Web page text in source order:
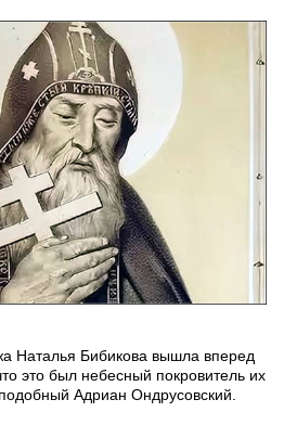
Наталья Бибикова вышла вперед
это был небесный покровитель их
Адриан Ондрусовский.